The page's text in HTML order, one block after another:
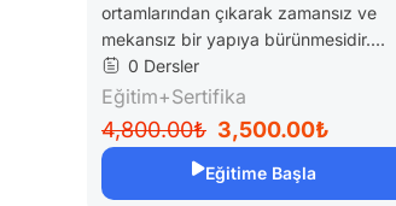
Online Sertifika Merkezi
– E Devlet Onaylı
Sertifikalar
Online Sertifika Programları: Geleceğin
Eğitim ve Kariyer Rehberi Dijital
dönüşümün ve bilgi çağının getirdiği
en büyük yeniliklerden biri, eğitim